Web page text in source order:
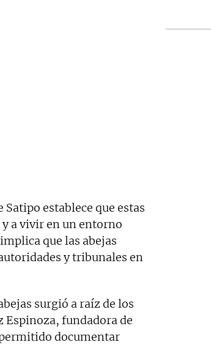
establece que estas
a vivir en un entorno
que las abejas
y tribunales en
surgió a raíz de los
Espinoza, fundadora de
documentar